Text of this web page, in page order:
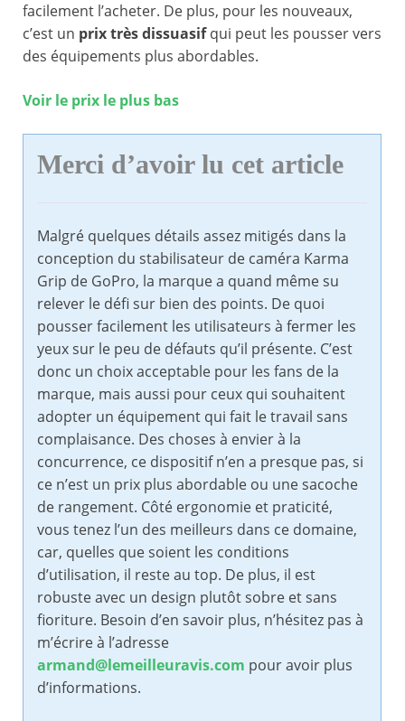
facilement l’acheter. De plus, pour les nouveaux,
c’est un prix très dissuasifqui peut les pousser vers
des équipements plus abordables.
Voir le prix le plus bas
Merci d’avoir lu cet article
Malgré quelques détails assez mitigés dans la
conception du stabilisateur de caméra Karma
Grip de GoPro, la marque a quand même su
relever le défi sur bien des points. De quoi
pousser facilement les utilisateurs à fermer les
yeux sur le peu de défauts qu’il présente. C’est
donc un choix acceptable pour les fans de la
marque, mais aussi pour ceux qui souhaitent
adopter un équipement qui fait le travail sans
complaisance. Des choses à envier à la
concurrence, ce dispositif n’en a presque pas, si
ce n’est un prix plus abordable ou une sacoche
de rangement. Côté ergonomie et praticité,
vous tenez l’un des meilleurs dans ce domaine,
car, quelles que soient les conditions
d’utilisation, il reste au top. De plus, il est
robuste avec un design plutôt sobre et sans
fioriture. Besoin d’en savoir plus, n’hésitez pas à
m’écrire à l’adresse
armand@lemeilleuravis.com pour avoir plus
d’informations.